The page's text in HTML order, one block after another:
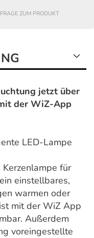
FRAGE ZUM PRODUKT
jetzt über
der WiZ-App
LED-Lampe
für
einstellbares,
warmen oder
mit der WiZ App
Außerdem
voreingestellte